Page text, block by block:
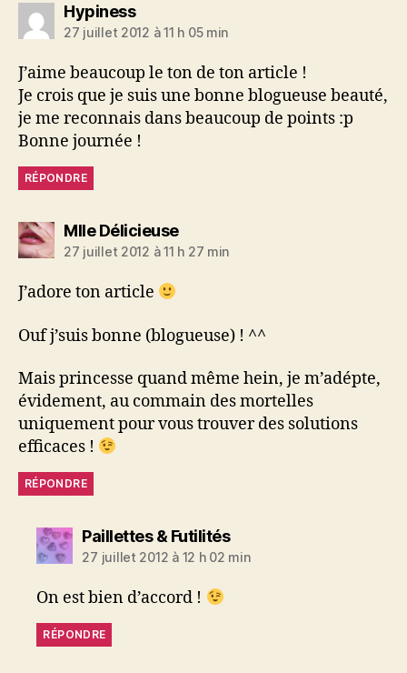
Hypinessdit :
27 juillet 2012 à 11 h 05 min
J’aime beaucoup le ton de ton article !
Je crois que je suis une bonne blogueuse beauté,
je me reconnais dans beaucoup de points :p
Bonne journée !
RÉPONDRE
Mlle Délicieusedit :
27 juillet 2012 à 11 h 27 min
J’adore ton article
Ouf j’suis bonne (blogueuse) ! ^^
Mais princesse quand même hein, je m’adépte,
évidement, au commain des mortelles
uniquement pour vous trouver des solutions
efficaces !
RÉPONDRE
Paillettes & Futilitésdit :
27 juillet 2012 à 12 h 02 min
On est bien d’accord !
RÉPONDRE